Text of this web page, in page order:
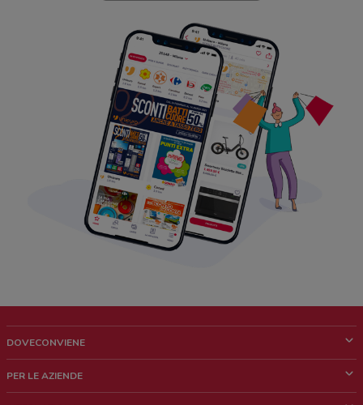
DOVECONVIENE
Chi siamo
PER LE AZIENDE